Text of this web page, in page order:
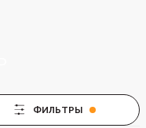
ФИЛЬТРЫ